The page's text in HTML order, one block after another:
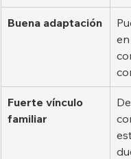
Buena adaptación
Fuerte vínculo
familiar